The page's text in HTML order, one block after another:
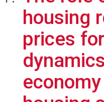
housing
prices